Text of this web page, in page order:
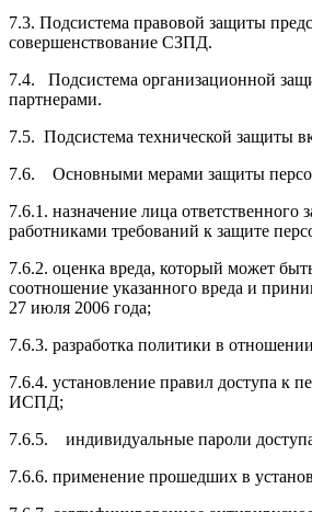
7.3. Подсистема правовой защиты
совершенствование СЗПД.
7.4. Подсистема организационной
партнерами.
7.5. Подсистема технической защиты
7.6. Основными мерами защиты
7.6.1. назначение лица
работниками требований к защите
7.6.2. оценка вреда, который может
соотношение указанного вреда и
27 июля 2006 года;
7.6.3. разработка политики в
7.6.4. установление правил доступа к
ИСПД;
7.6.5. индивидуальные пароли
7.6.6. применение прошедших в